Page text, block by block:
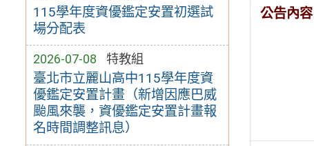
115學年度資優鑑定安置初選試
場分配表
2026-07-08 特教組
臺北市立麗山高中115學年度資
優鑑定安置計畫（新增因應巴威
颱風來襲，資優鑑定安置計畫報
名時間調整訊息）
公告內容